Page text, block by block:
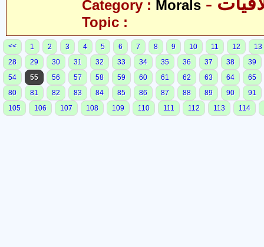
Category : Morals
Topic :
<< 1 2 3 4 5 6 7 8 9 10 11 12
13
28
29 30 31 32 33 34 35 36 37 38
39
54
55 56 57 58 59 60 61 62 63 64
65
80
81 82 83 84 85 86 87 88 89 90
91
105
106 107 108 109 110 111 112 113 114